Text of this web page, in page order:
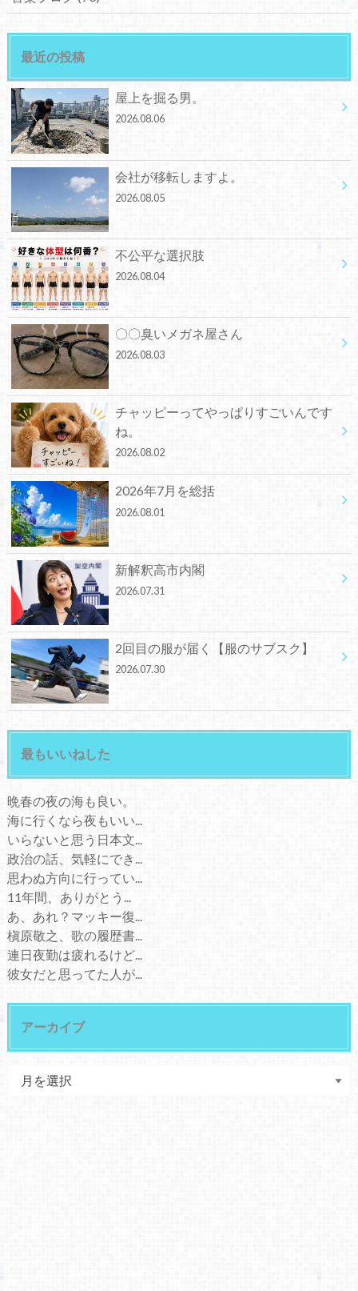
最近の投稿
屋上を掘る男。
2026.08.06
会社が移転しますよ。
2026.08.05
不公平な選択肢
2026.08.04
〇〇臭いメガネ屋さん
2026.08.03
チャッピーってやっぱりすごいんです
ね。
2026.08.02
2026年7月を総括
2026.08.01
新解釈高市内閣
2026.07.31
2回目の服が届く【服のサブスク】
2026.07.30
最もいいねした
晩春の夜の海も良い。
海に行くなら夜もいい...
いらないと思う日本文...
政治の話、気軽にでき...
思わぬ方向に行ってい...
11年間、ありがとう...
あ、あれ？マッキー復...
槇原敬之、歌の履歴書...
連日夜勤は疲れるけど...
彼女だと思ってた人が...
アーカイブ